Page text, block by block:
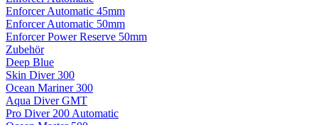
Enforcer Automatic 45mm
Enforcer Automatic 50mm
Enforcer Power Reserve 50mm
Zubehör
Deep Blue
Skin Diver 300
Ocean Mariner 300
Aqua Diver GMT
Pro Diver 200 Automatic